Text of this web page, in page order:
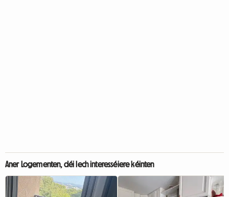
Aner Logementen, déi Iech interesséiere kéinten